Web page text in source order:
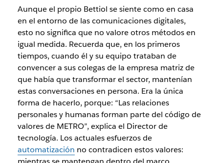
Aunque el propio Bettiol se siente como en casa
en el entorno de las comunicaciones digitales,
esto no significa que no valore otros métodos en
igual medida. Recuerda que, en los primeros
tiempos, cuando él y su equipo trataban de
convencer a sus colegas de la empresa matriz de
que había que transformar el sector, mantenían
estas conversaciones en persona. Era la única
forma de hacerlo, porque: “Las relaciones
personales y humanas forman parte del código de
valores de METRO”, explica el Director de
tecnología. Los actuales esfuerzos de
automatización no contradicen estos valores: